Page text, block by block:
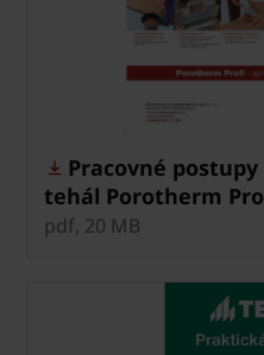
Pracovné postupy
tehál Porotherm
pdf, 20 MB